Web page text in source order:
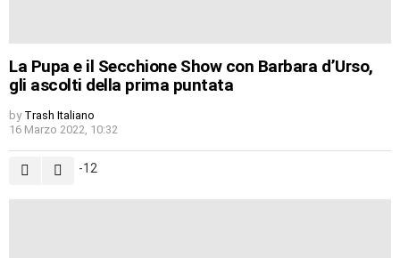
La Pupa e il Secchione Show con Barbara d’Urso,
gli ascolti della prima puntata
by Trash Italiano
16 Marzo 2022, 10:32
-12